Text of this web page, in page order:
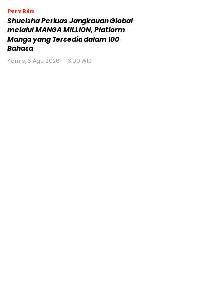
Pers Rilis
Shueisha Perluas Jangkauan Global
melalui MANGA MILLION, Platform
Manga yang Tersedia dalam 100
Bahasa
Kamis, 6 Agu 2026 - 13:00 WIB